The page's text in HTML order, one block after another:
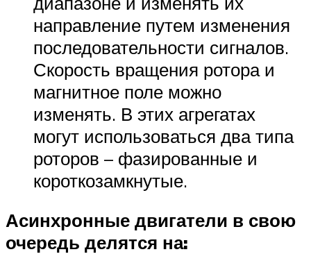
направление путем изменения
последовательности сигналов.
Скорость вращения ротора и
магнитное поле можно
изменять. В этих агрегатах
могут использоваться два типа
роторов – фазированные и
короткозамкнутые.
Асинхронные двигатели в свою
очередь делятся на: